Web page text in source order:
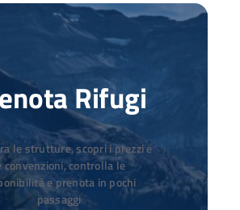
Rifugi
le strutture, scopri i prezzi e
convenzioni, controlla le
e prenota in pochi
passaggi